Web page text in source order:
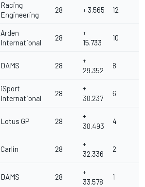
Racing
Engineering
28 + 3.565 12
Arden
International
28
+
15.733
10
DAMS 28
+
29.352
8
iSport
International
28
+
30.237
6
Lotus GP 28
+
30.493
4
Carlin 28
+
32.336
2
DAMS 28
+
33.578
1